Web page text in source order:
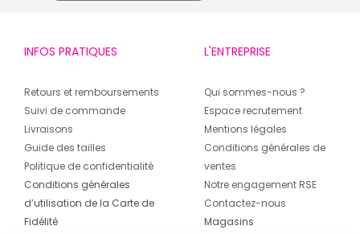
INFOS PRATIQUES
Retours et remboursements
Suivi de commande
Livraisons
Guide des tailles
Politique de confidentialité
Conditions générales
d’utilisation de la Carte de
Fidélité
L'ENTREPRISE
Qui sommes-nous ?
Espace recrutement
Mentions légales
Conditions générales de
ventes
Notre engagement RSE
Contactez-nous
Magasins